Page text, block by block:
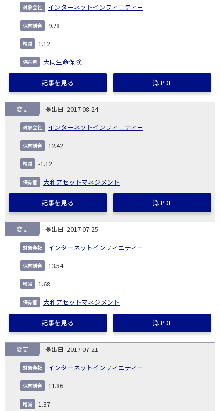
インターネットインフィニティー
9.28
1.12
大同生命保険
記事を見る PDF
2017-08-24
インターネットインフィニティー
変更
12.42
-1.12
大和アセットマネジメント
記事を見る PDF
2017-07-25
インターネットインフィニティー
変更
13.54
1.68
大和アセットマネジメント
記事を見る PDF
2017-07-21
インターネットインフィニティー
変更
11.86
1.37